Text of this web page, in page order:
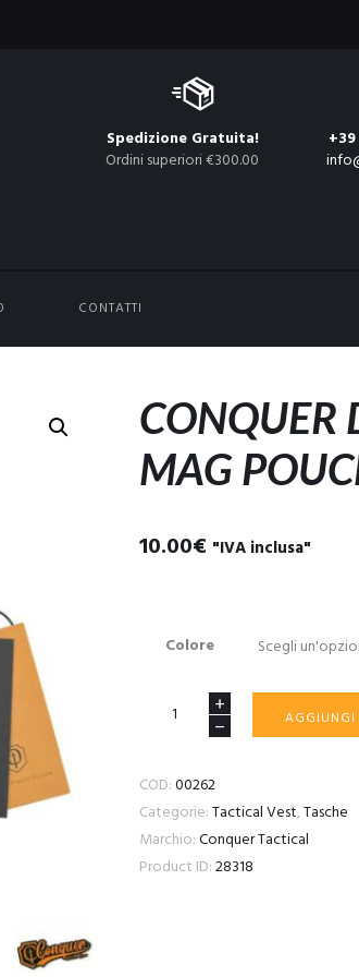
Spedizione Gratuita!
Ordini superiori €300.00
CONTATTI
CONQUER
MAG
10.00€ "IVA inclusa"
Colore
CONQUER
MAG
POUCH
quantità
AGGIUNGI
COD:00262
Categorie:Tactical Vest,Tasche
Marchio:Conquer Tactical
Product ID:28318